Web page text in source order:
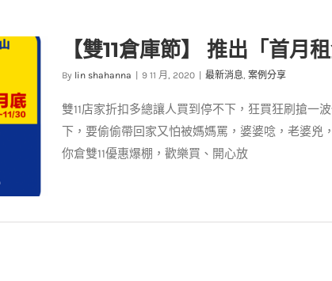
【雙11倉庫節】 推出「首月租
By lin shahanna 9 11 月, 2020 最新消息, 案例分享
雙11店家折扣多總讓人買到停不下，狂買狂刷搶一
下，要偷偷帶回家又怕被媽媽罵，婆婆唸，老婆兇
你倉雙11優惠爆棚，歡樂買、開心放